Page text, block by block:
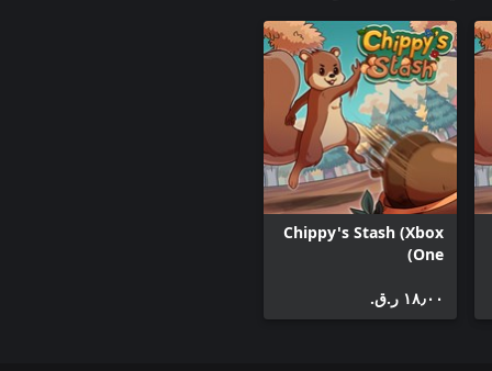
Chippy's Stash (Xbox
One)
١٨٫٠٠ ر.ق.‏